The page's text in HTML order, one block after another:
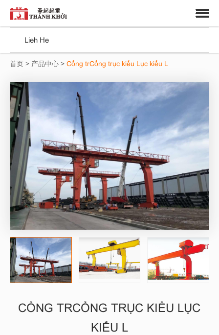
Trung tâm
Lieh He
首页 > 产品中心 >Cổng trCổng trục kiểu Lục kiểu L
CỔNG TRCỔNG TRỤC KIỂU LỤC
KIỂU L